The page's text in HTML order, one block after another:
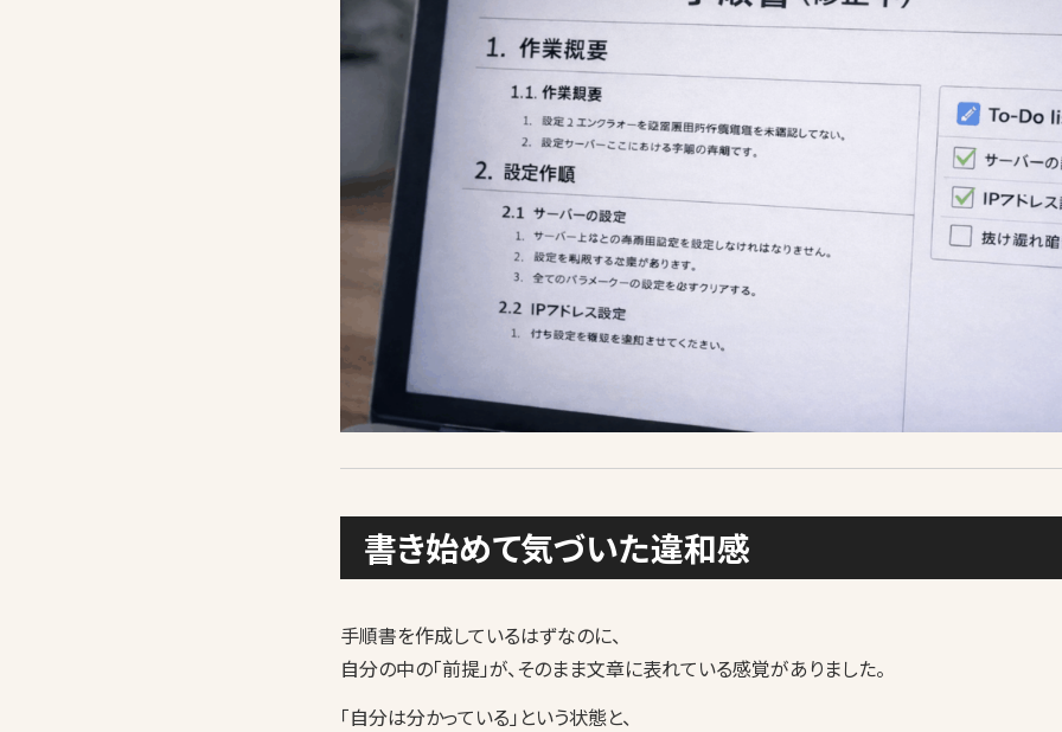
書き始めて気づいた違和感
手順書を作成しているはずなのに、
自分の中の「前提」が、そのまま文章に表れている感覚がありました。
「自分は分かっている」という状態と、